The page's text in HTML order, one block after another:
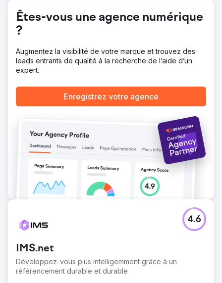
grâce à 180 000 visiteurs.
Êtes-vous une agence numérique
?
Augmentez la visibilité de votre marque et trouvez des
leads entrants de qualité à la recherche de l’aide d’un
expert.
Enregistrez votre agence
IMS.net
Développez-vous plus intelligemment grâce à un
référencement durable et durable
4.6